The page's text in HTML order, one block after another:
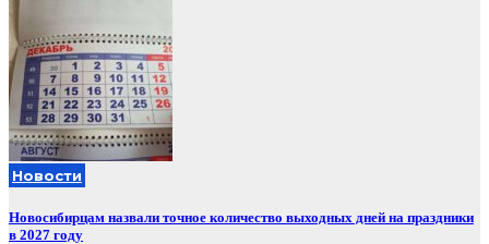
Новости
Новосибирцам назвали точное количество выходных дней на праздники
в 2027 году